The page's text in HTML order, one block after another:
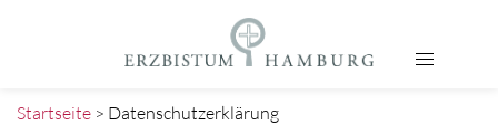
Startseite > Datenschutzerklärung